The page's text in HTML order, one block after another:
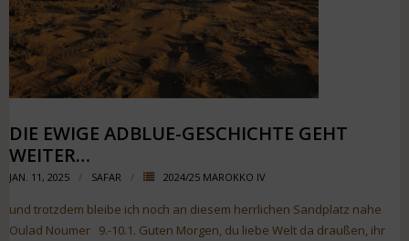
DIE EWIGE ADBLUE-GESCHICHTE GEHT
WEITER…
JAN. 11, 2025 SAFAR 2024/25 MAROKKO IV
und trotzdem bleibe ich noch an diesem herrlichen Sandplatz nahe
Oulad Noumer 9.-10.1. Guten Morgen, du liebe Welt da draußen, ihr